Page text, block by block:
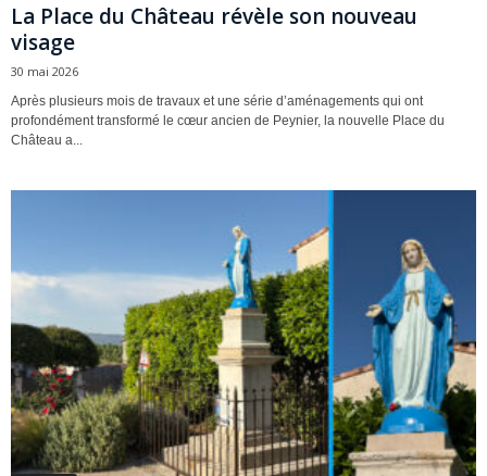
La Place du Château révèle son nouveau
visage
30 mai 2026
Après plusieurs mois de travaux et une série d’aménagements qui ont
profondément transformé le cœur ancien de Peynier, la nouvelle Place du
Château a...